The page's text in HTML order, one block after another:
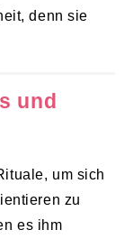
denn sie
und
um sich
zu
es ihm